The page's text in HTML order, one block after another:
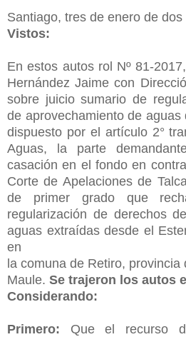
Santiago, tres de enero de
Vistos:
En estos autos rol Nº 81-
Hernández Jaime con
sobre juicio sumario de
de aprovechamiento de
dispuesto por el artículo 2°
Aguas, la parte
casación en el fondo en
Corte de Apelaciones de
de primer grado que
regularización de derechos
aguas extraídas desde el
en
la comuna de Retiro, provincia
Maule. Se trajeron los autos
Considerando:
Primero: Que el recurso